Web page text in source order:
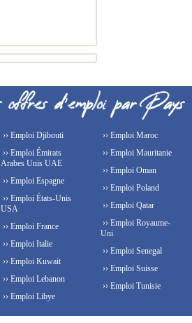
›› Emploi Djibouti
›› Emploi Émirats
Arabes Unis UAE
›› Emploi Espagne
›› Emploi États-Unis
USA
›› Emploi France
›› Emploi Italie
›› Emploi Kuwait
›› Emploi Lebanon
›› Emploi Libye
›› Emploi Maroc
›› Emploi Mauritanie
›› Emploi Oman
›› Emploi Poland
›› Emploi Qatar
›› Emploi Royaume-
Uni
›› Emploi Senegal
›› Emploi Suisse
›› Emploi Tunisie